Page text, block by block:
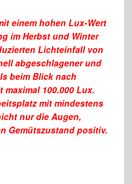
einem hohen Lux-Wert
im Herbst und Winter
Lichteinfall von
abgeschlagener und
beim Blick nach
maximal 100.000 Lux.
mit mindestens
nur die Augen,
Gemütszustand positiv.